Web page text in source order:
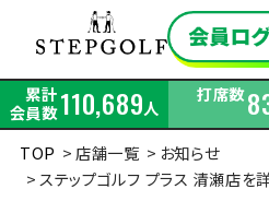
累計
会員数110,689人
打席数
TOP
店舗一覧
お知らせ
ステップゴルフ プラス 清瀬店を